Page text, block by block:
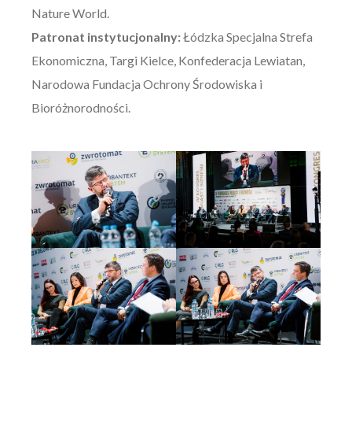
Nature World.
Patronat instytucjonalny:Łódzka Specjalna Strefa
Ekonomiczna, Targi Kielce, Konfederacja Lewiatan,
Narodowa Fundacja Ochrony Środowiska i
Bioróżnorodności.